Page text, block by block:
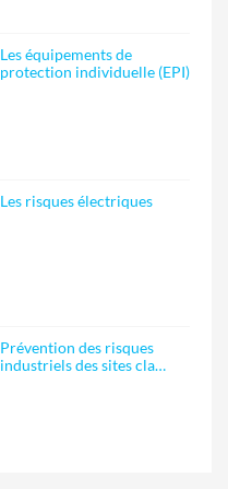
Les équipements de
protection individuelle (EPI)
Les risques électriques
Prévention des risques
industriels des sites cla…